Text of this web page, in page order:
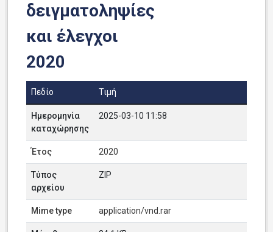
δειγματοληψίες
και έλεγχοι
2020
Πεδίο Τιμή
Ημερομηνία
καταχώρησης
2025-03-10 11:58
Έτος 2020
Τύπος
αρχείου
ZIP
Mime type application/vnd.rar